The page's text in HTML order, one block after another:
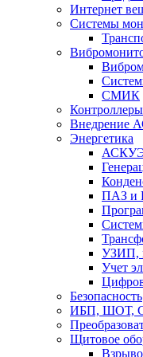
Интернет
Системы
СМИК
Контроллеры
Внедрение
Энергетика
ПАЗ и
УЗИП,
Учет
Безопасность
ИБП, ШОТ,
Щитовое